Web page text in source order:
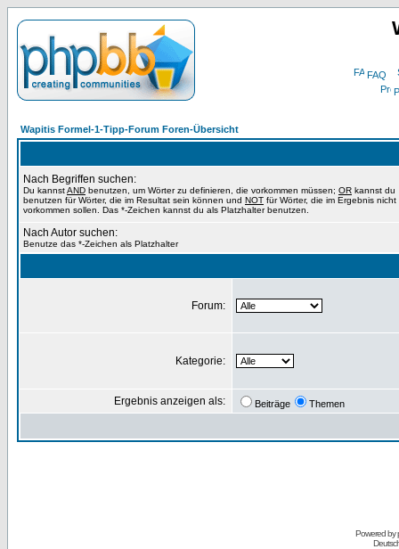
FAQ
Wapitis Formel-1-Tipp-Forum Foren-Übersicht
Nach Begriffen suchen:
Du kannstAND benutzen, um Wörter zu definieren, die vorkommen müssen; OR kannst du
benutzen für Wörter, die im Resultat sein können und NOT für Wörter, die im Ergebnis nicht
vorkommen sollen. Das *-Zeichen kannst du als Platzhalter benutzen.
Nach Autor suchen:
Benutze das *-Zeichen als Platzhalter
Forum:
Kategorie:
Ergebnis anzeigen als: Beiträge Themen
Powered by